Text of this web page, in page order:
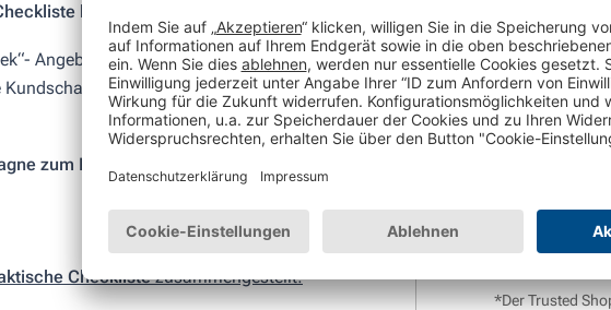
herunterladen!
Angebote sowie der „Cyber Monday“ zählen
zu den wichtigsten Verkaufsevents
zum Erfolg wird, müssen Sie Ihren Online-
Checklistezusammengestellt:
Telefonnummer
*
Als
per E-Mail
Leistungen
Interaktion mit
*Der Trusted